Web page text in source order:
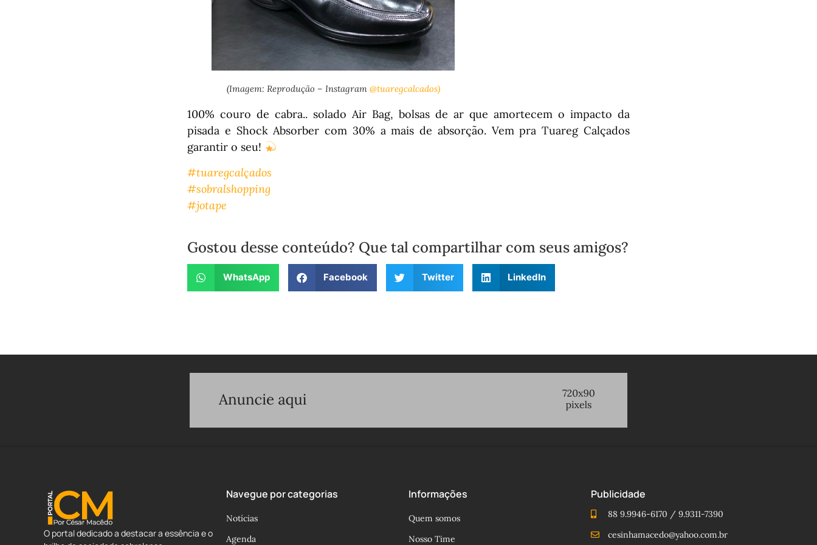
(Imagem: Reprodução – Instagram @tuaregcalcados)
100% couro de cabra.. solado Air Bag, bolsas de ar que amortecem o impacto da
pisada e Shock Absorber com 30% a mais de absorção. Vem pra Tuareg Calçados
garantir o seu!
#tuaregcalçados
#sobralshopping
#jotape
Gostou desse conteúdo? Que tal compartilhar com seus amigos?
WhatsApp Facebook Twitter LinkedIn
O portal dedicado a destacar a essência e o
Navegue por categorias
Notícias
Agenda
Informações
Quem somos
Nosso Time
Publicidade
88 9.9946-6170 / 9.9311-7390
cesinhamacedo@yahoo.com.br